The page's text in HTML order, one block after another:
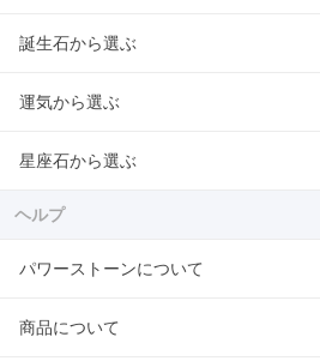
誕生石から選ぶ
運気から選ぶ
星座石から選ぶ
ヘルプ
パワーストーンについて
商品について